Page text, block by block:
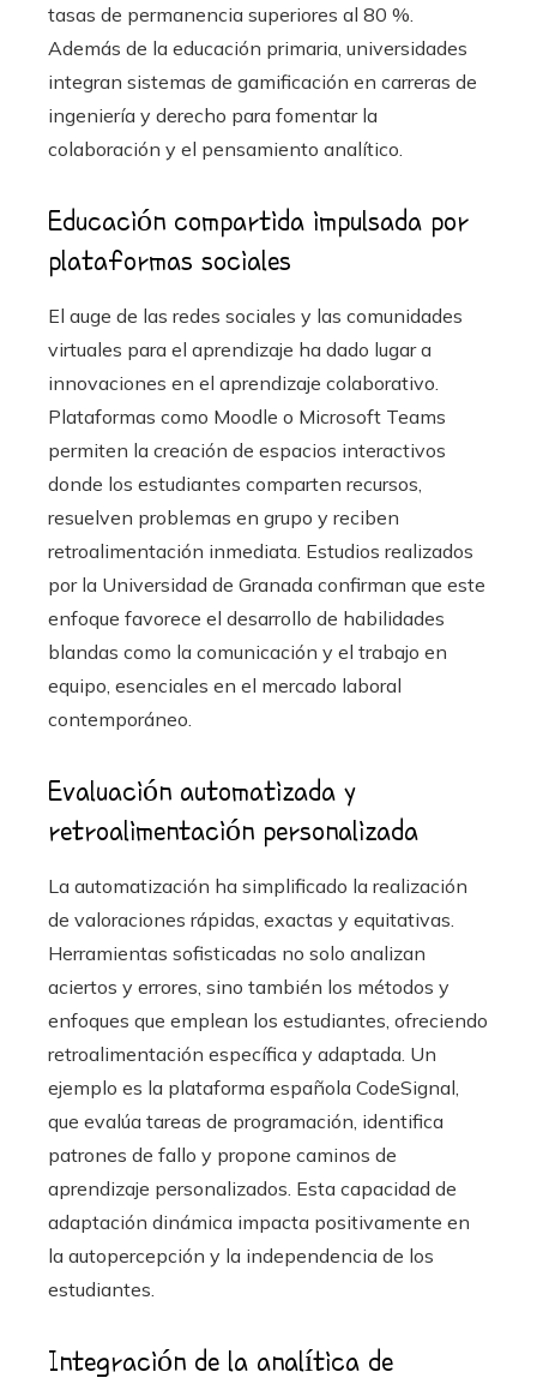
tasas de permanencia superiores al 80 %.
Además de la educación primaria, universidades
integran sistemas de gamificación en carreras de
ingeniería y derecho para fomentar la
colaboración y el pensamiento analítico.
Educación compartida impulsada por
plataformas sociales
El auge de las redes sociales y las comunidades
virtuales para el aprendizaje ha dado lugar a
innovaciones en el aprendizaje colaborativo.
Plataformas como Moodle o Microsoft Teams
permiten la creación de espacios interactivos
donde los estudiantes comparten recursos,
resuelven problemas en grupo y reciben
retroalimentación inmediata. Estudios realizados
por la Universidad de Granada confirman que este
enfoque favorece el desarrollo de habilidades
blandas como la comunicación y el trabajo en
equipo, esenciales en el mercado laboral
contemporáneo.
Evaluación automatizada y
retroalimentación personalizada
La automatización ha simplificado la realización
de valoraciones rápidas, exactas y equitativas.
Herramientas sofisticadas no solo analizan
aciertos y errores, sino también los métodos y
enfoques que emplean los estudiantes, ofreciendo
retroalimentación específica y adaptada. Un
ejemplo es la plataforma española CodeSignal,
que evalúa tareas de programación, identifica
patrones de fallo y propone caminos de
aprendizaje personalizados. Esta capacidad de
adaptación dinámica impacta positivamente en
la autopercepción y la independencia de los
estudiantes.
Integración de la analítica de